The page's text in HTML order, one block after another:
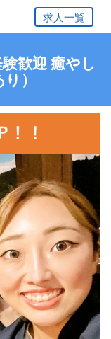
求人一覧
歓迎 癒やし
）